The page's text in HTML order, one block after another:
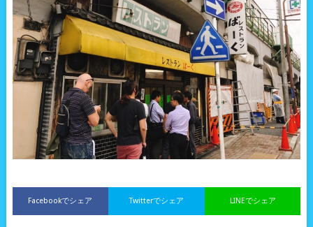
Facebookでシェア LINEでシェア
Twitterでシェア